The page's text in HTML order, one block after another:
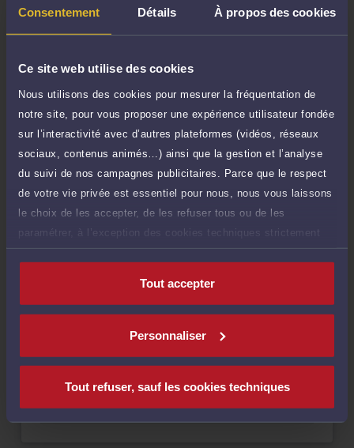
Consentement Détails À propos des cookies
Ce site web utilise des cookies
Nous utilisons des cookies pour mesurer la fréquentation de
notre site, pour vous proposer une expérience utilisateur fondée
sur l’interactivité avec d’autres plateformes (vidéos, réseaux
sociaux, contenus animés…) ainsi que la gestion et l’analyse
du suivi de nos campagnes publicitaires. Parce que le respect
de votre vie privée est essentiel pour nous, nous vous laissons
le choix de les accepter, de les refuser tous ou de les
paramétrer, à l’exception des cookies techniques strictement
nécessaires au fonctionnement du site.
Tout accepter
Personnaliser
Tout refuser, sauf les cookies techniques
Réponse concise à votre question (moins TTC
Consultation écrite
Etude de votre dossier + possibilité
d'ajout d'une pièce jointe
250 €
Consulter par écrit
Compétences
Droit du dommage corporel
Droit de la santé